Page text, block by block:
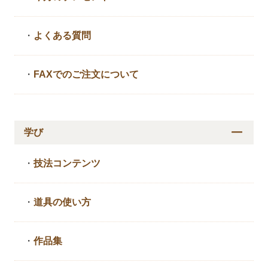
・ よくある質問
・ FAXでのご注文について
学び
・技法コンテンツ
・道具の使い方
・作品集